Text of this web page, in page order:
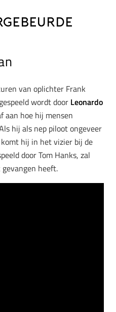
van oplichter Frank
wordt door Leonardo
aan hoe hij mensen
hij als nep piloot ongeveer
hij in het vizier bij de
door Tom Hanks, zal
heeft.